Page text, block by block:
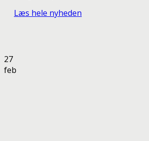
Læs hele nyheden
27
feb